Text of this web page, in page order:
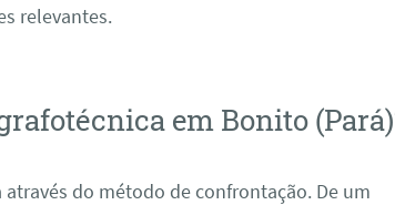
relevantes.
em Bonito
do método de confrontação. De um